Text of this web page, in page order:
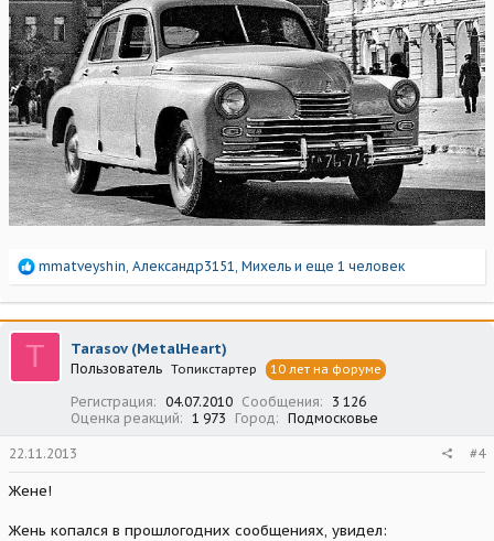
Р
а
к
ц
и
mmatveyshin Александр3151 Михель и еще 1 человек
T Tarasov (MetalHeart)
Пользователь Топикстартер 10 лет на форуме
Регистрация 04.07.2010 Сообщения
3 126
Оценка реакций
1 973 Город Подмосковье
22.11.2013 #4
Жене!
Жень копался в прошлогодних сообщениях, увидел: